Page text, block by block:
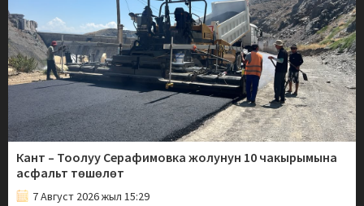
Кант – Тоолуу Серафимовка жолунун 10 чакырымына
асфальт төшөлөт
7 Август 2026 жыл 15:29